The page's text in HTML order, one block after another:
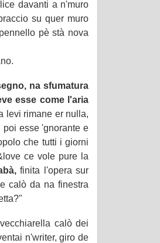
davanti a n'muro
su quer muro
pè stà nova
na sfumatura
esse come l'aria
levi rimane er nulla,
esse 'gnorante e
che tutti i giorni
ce vole pure la
finita l'opera sur
calò da na finestra
calò dei
n'writer, giro de